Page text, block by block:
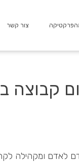
צור קשר
לאדם ומקהילה